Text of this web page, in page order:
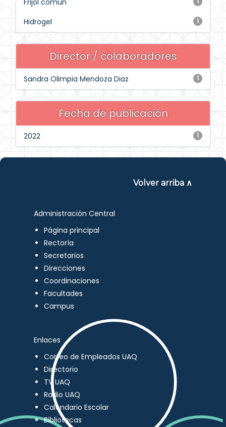
Frijol común
1
Hidrogel
Director / colaboradores
1
Sandra Olimpia Mendoza Diaz
Fecha de publicación
1
2022
Volver arriba ∧
Administración Central
Página principal
Rectoría
Secretarios
Direcciones
Coordinaciones
Facultades
Campus
Enlaces
Correo de Empleados UAQ
Directorio
TV UAQ
Radio UAQ
Calendario Escolar
Bibliotecas